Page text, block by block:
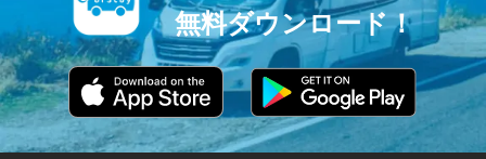
無料ダウンロード！